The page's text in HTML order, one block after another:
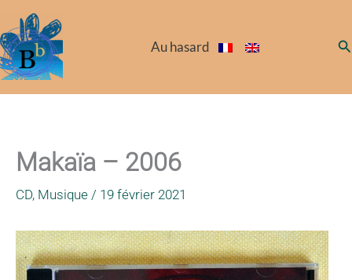
au
contenu
Au hasard
Makaïa – 2006
CD, Musique / 19 février 2021